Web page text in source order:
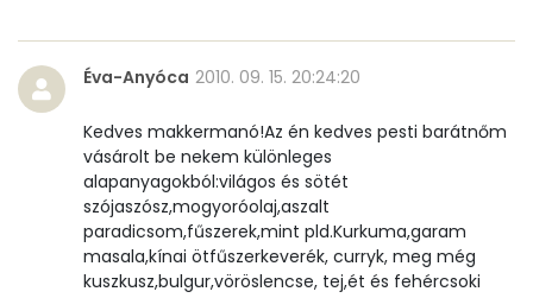
Riboflavin - B2 vitamin:
60 mg
Niacin - B3 vitamin:
Pantoténsav - B5 vitamin:
Folsav - B9-vitamin:
Kolin:
122 mg
Éva-Anyóca 2010. 09. 15. 20:24:20
Kedves makkermanó!Az én kedves pesti barátnőm
vásárolt be nekem különleges
alapanyagokból:világos és sötét
szójaszósz,mogyoróolaj,aszalt
paradicsom,fűszerek,mint pld.Kurkuma,garam
masala,kínai ötfűszerkeverék, curryk, meg még
kuszkusz,bulgur,vöröslencse, tej,ét és fehércsoki